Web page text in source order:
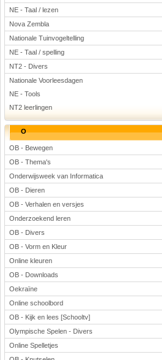
NE - Taal / lezen
Nova Zembla
Nationale Tuinvogeltelling
NE - Taal / spelling
NT2 - Divers
Nationale Voorleesdagen
NE - Tools
NT2 leerlingen
O
OB - Bewegen
OB - Thema's
Onderwijsweek van Informatica
OB - Dieren
OB - Verhalen en versjes
Onderzoekend leren
OB - Divers
OB - Vorm en Kleur
Online kleuren
OB - Downloads
Oekraïne
Online schoolbord
OB - Kijk en lees [Schooltv]
Olympische Spelen - Divers
Online Spelletjes